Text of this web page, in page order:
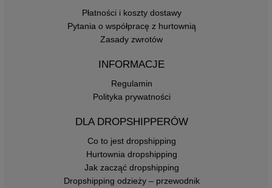
Płatności i koszty dostawy
Pytania o współpracę z hurtownią
Zasady zwrotów
INFORMACJE
Regulamin
Polityka prywatności
DLA DROPSHIPPERÓW
Co to jest dropshipping
Hurtownia dropshipping
Jak zacząć dropshipping
Dropshipping odzieży – przewodnik